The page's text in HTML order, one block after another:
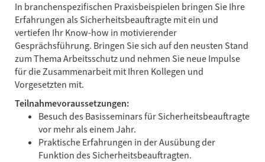
In branchenspezifischen Praxisbeispielen bringen Sie Ihre
Erfahrungen als Sicherheitsbeauftragte mit ein und
vertiefen Ihr Know-how in motivierender
Gesprächsführung. Bringen Sie sich auf den neusten Stand
zum Thema Arbeitsschutz und nehmen Sie neue Impulse
für die Zusammenarbeit mit Ihren Kollegen und
Vorgesetzten mit.
Teilnahmevoraussetzungen:
Besuch des Basisseminars für Sicherheitsbeauftragte
vor mehr als einem Jahr.
Praktische Erfahrungen in der Ausübung der
Funktion des Sicherheitsbeauftragten.